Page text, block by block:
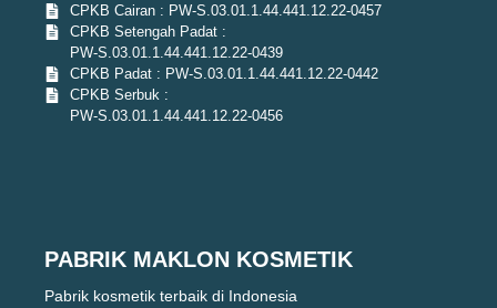
CPKB Cairan : PW-S.03.01.1.44.441.12.22-0457
CPKB Setengah Padat :
PW-S.03.01.1.44.441.12.22-0439
CPKB Padat : PW-S.03.01.1.44.441.12.22-0442
CPKB Serbuk :
PW-S.03.01.1.44.441.12.22-0456
PABRIK MAKLON KOSMETIK
Pabrik kosmetik terbaik di Indonesia